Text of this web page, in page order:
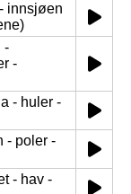
innsjøen
-
-
- huler -
- poler -
- hav -